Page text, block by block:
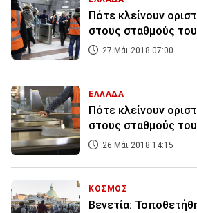
Πότε κλείνουν
στους σταθμούς
27 Μάι 2018 07:00
ΕΛΛΑΔΑ
Πότε κλείνουν
στους σταθμούς
26 Μάι 2018 14:15
ΚΟΣΜΟΣ
Βενετία: